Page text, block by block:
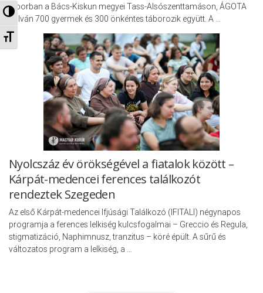
Nagy kontraszt váltása
Betűméret váltása
táborban a Bács-Kiskun megyei Tass-Alsószenttamáson, ÁGOTA
Falván 700 gyermek és 300 önkéntes táborozik együtt. A …
Nyolcszáz év örökségével a fiatalok között –
Kárpát-medencei ferences találkozót
rendeztek Szegeden
Az első Kárpát-medencei Ifjúsági Találkozó (IFITALI) négynapos
programja a ferences lelkiség kulcsfogalmai – Greccio és Regula,
stigmatizáció, Naphimnusz, tranzitus – köré épült. A sűrű és
változatos program a lelkiség, a …